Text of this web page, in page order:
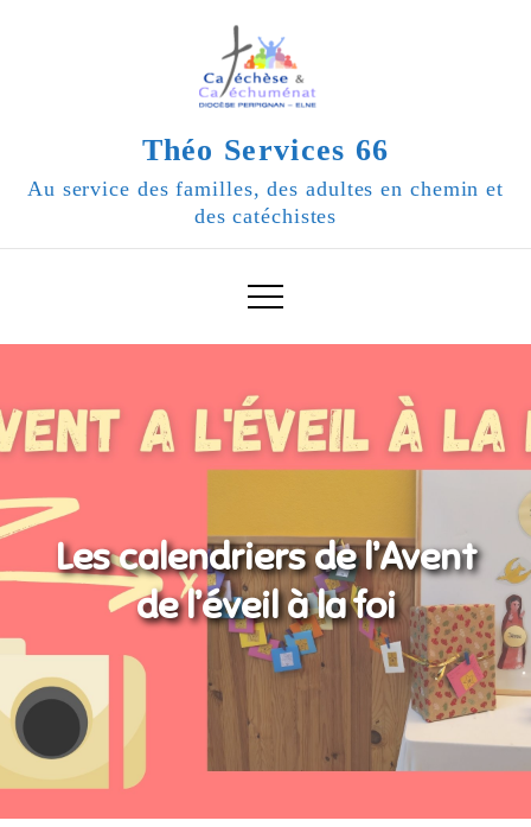
Théo Services 66
Au service des familles, des adultes en chemin et
des catéchistes
Les calendriers de l’Avent
de l’éveil à la foi